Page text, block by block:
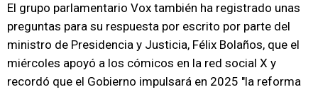
El grupo parlamentario Vox también ha registrado unas
preguntas para su respuesta por escrito por parte del
ministro de Presidencia y Justicia, Félix Bolaños, que el
miércoles apoyó a los cómicos en la red social X y
recordó que el Gobierno impulsará en 2025 "la reforma